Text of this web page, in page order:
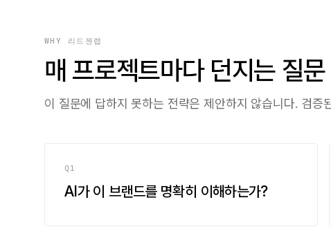
WHY 리드젠랩
매 프로젝트마다 던지는 질문
이 질문에 답하지 못하는 전략은 제안하지 않습니다. 검증
Q1
AI가 이 브랜드를 명확히 이해하는가?